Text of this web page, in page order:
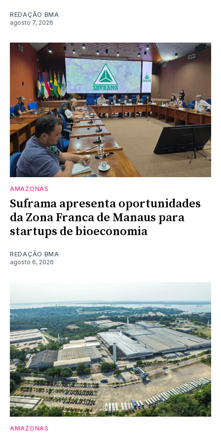
REDAÇÃO BMA
agosto 7, 2026
AMAZONAS
Suframa apresenta oportunidades
da Zona Franca de Manaus para
startups de bioeconomia
REDAÇÃO BMA
agosto 6, 2026
AMAZONAS